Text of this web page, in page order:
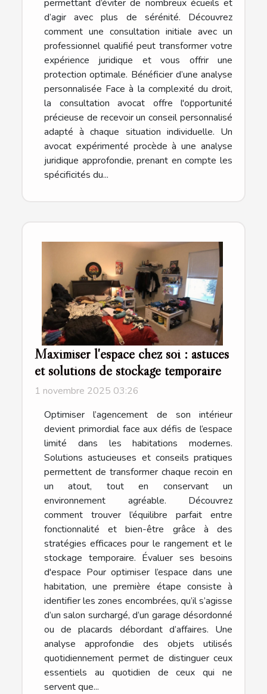
permettant d’éviter de nombreux écueils et
d’agir avec plus de sérénité. Découvrez
comment une consultation initiale avec un
professionnel qualifié peut transformer votre
expérience juridique et vous offrir une
protection optimale. Bénéficier d’une analyse
personnalisée Face à la complexité du droit,
la consultation avocat offre l'opportunité
précieuse de recevoir un conseil personnalisé
adapté à chaque situation individuelle. Un
avocat expérimenté procède à une analyse
juridique approfondie, prenant en compte les
spécificités du...
Maximiser l'espace chez soi : astuces
et solutions de stockage temporaire
1 novembre 2025 03:26
Optimiser l’agencement de son intérieur
devient primordial face aux défis de l’espace
limité dans les habitations modernes.
Solutions astucieuses et conseils pratiques
permettent de transformer chaque recoin en
un atout, tout en conservant un
environnement agréable. Découvrez
comment trouver l’équilibre parfait entre
fonctionnalité et bien-être grâce à des
stratégies efficaces pour le rangement et le
stockage temporaire. Évaluer ses besoins
d'espace Pour optimiser l’espace dans une
habitation, une première étape consiste à
identifier les zones encombrées, qu’il s’agisse
d’un salon surchargé, d’un garage désordonné
ou de placards débordant d’affaires. Une
analyse approfondie des objets utilisés
quotidiennement permet de distinguer ceux
essentiels au quotidien de ceux qui ne
servent que...